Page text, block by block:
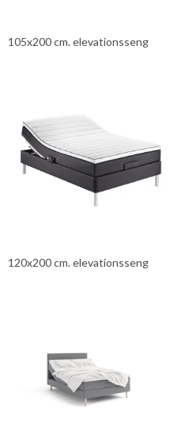
105x200 cm. elevationsseng
120x200 cm. elevationsseng